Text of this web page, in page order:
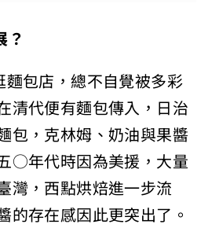
包店，總不自覺被多彩
清代便有麵包傳入，日治
包，克林姆、奶油與果醬
○年代時因為美援，大量
，西點烘焙進一步流
存在感因此更突出了。